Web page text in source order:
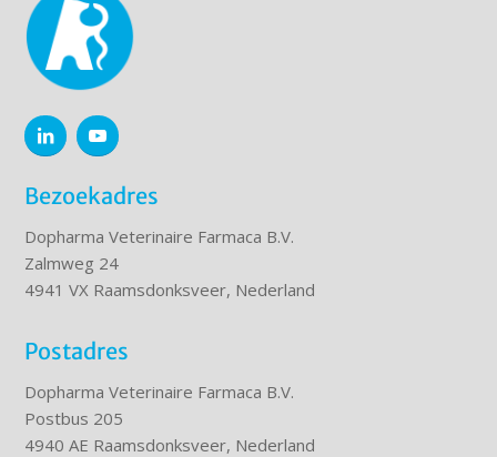
Bezoekadres
Dopharma Veterinaire Farmaca B.V.
Zalmweg 24
4941 VX Raamsdonksveer, Nederland
Postadres
Dopharma Veterinaire Farmaca B.V.
Postbus 205
4940 AE Raamsdonksveer, Nederland